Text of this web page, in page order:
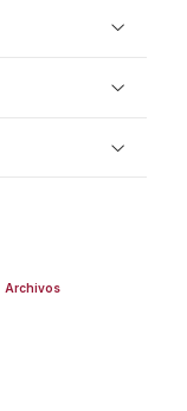
Archivos